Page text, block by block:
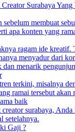
Surabaya
membuat
apa konten yang
ragam ide
menyadur dari
dan menarik
terkini, misalnya
ramai tersebut
baik
creator surabaya,
setelahnya.
Gaji ?